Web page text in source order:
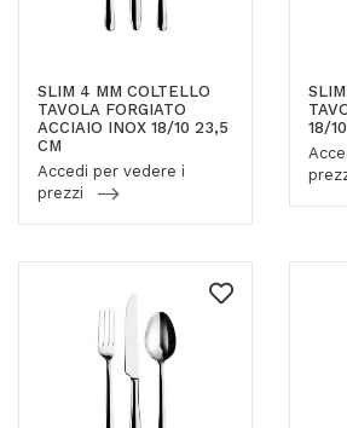
SLIM 4 MM COLTELLO
TAVOLA FORGIATO
ACCIAIO INOX 18/10 23,5
CM
Accedi per vedere i
prezzi
18/